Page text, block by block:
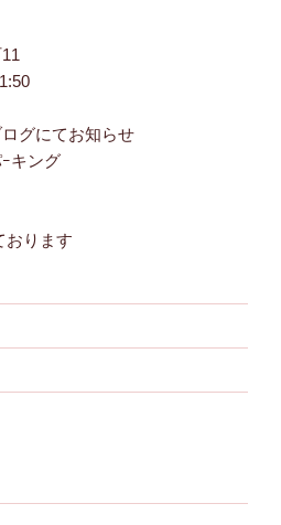
てお知らせ
キング
おります